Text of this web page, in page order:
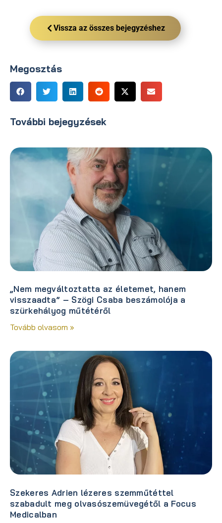
Vissza az összes bejegyzéshez
Megosztás
További bejegyzések
„Nem megváltoztatta az életemet, hanem
visszaadta” – Szögi Csaba beszámolója a
szürkehályog műtétéről
Tovább olvasom »
Szekeres Adrien lézeres szemműtéttel
szabadult meg olvasószemüvegétől a Focus
Medicalban